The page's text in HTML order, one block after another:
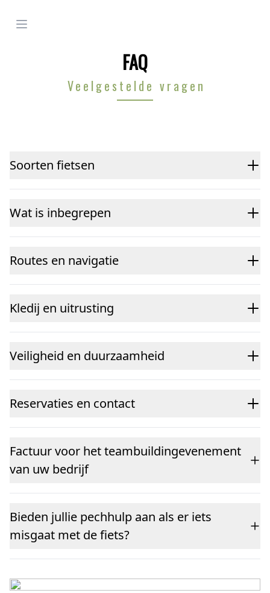
Open menu
FAQ
Veelgestelde vragen
Soorten fietsen
Wat is inbegrepen
Routes en navigatie
Kledij en uitrusting
Veiligheid en duurzaamheid
Reservaties en contact
Factuur voor het teambuildingevenement
van uw bedrijf
Bieden jullie pechhulp aan als er iets
misgaat met de fiets?